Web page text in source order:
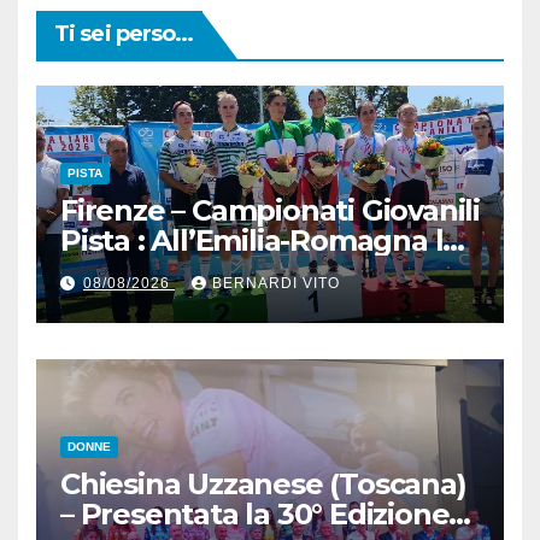
Ti sei perso...
PISTA
Firenze – Campionati Giovanili
Pista : All’Emilia-Romagna la
Maglia Tricolore Madison
“Donne Allieve”
08/08/2026 BERNARDI VITO
DONNE
Chiesina Uzzanese (Toscana)
– Presentata la 30° Edizione